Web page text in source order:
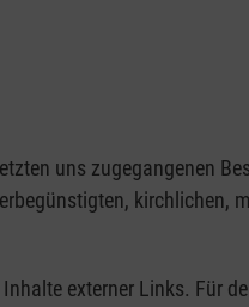
uns zugegangenen
kirchlichen,
externer Links. Für